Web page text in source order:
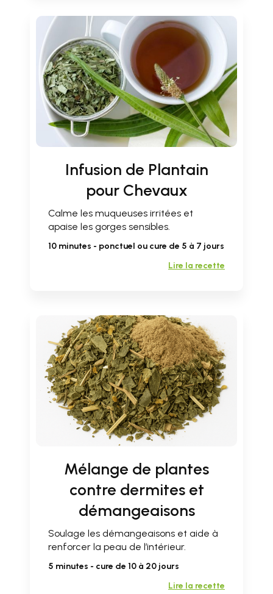
Infusion de Plantain
pour Chevaux
Calme les muqueuses irritées et
apaise les gorges sensibles.
10 minutes - ponctuel ou cure de 5 à 7 jours
Lire la recette
Mélange de plantes
contre dermites et
démangeaisons
Soulage les démangeaisons et aide à
renforcer la peau de l’intérieur.
5 minutes - cure de 10 à 20 jours
Lire la recette